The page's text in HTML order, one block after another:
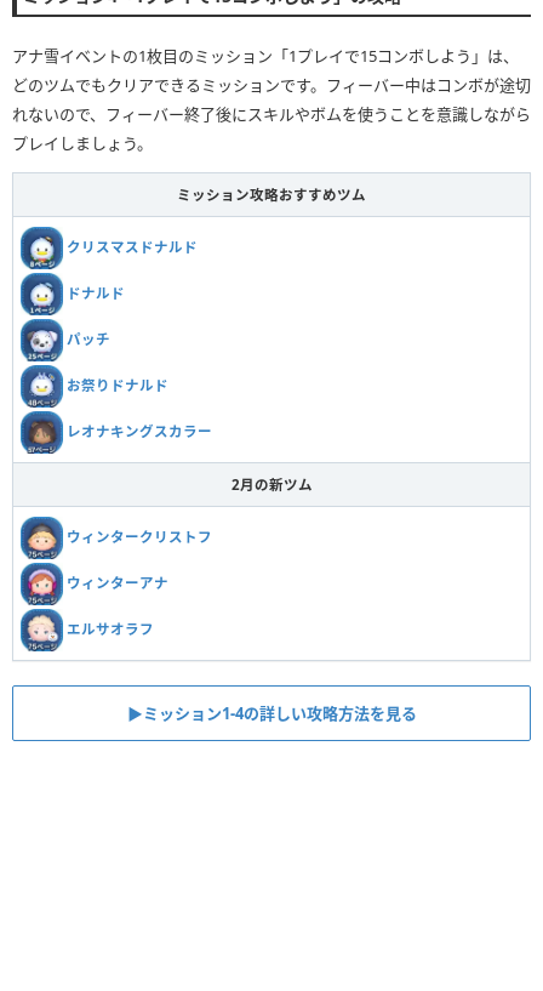
アナ雪イベントの1枚目のミッション「1プレイで15コンボしよう」は、
どのツムでもクリアできるミッションです。フィーバー中はコンボが途切
れないので、フィーバー終了後にスキルやボムを使うことを意識しながら
プレイしましょう。
ミッション攻略おすすめツム
クリスマスドナルド
ドナルド
パッチ
お祭りドナルド
レオナキングスカラー
2月の新ツム
ウィンタークリストフ
ウィンターアナ
エルサオラフ
▶︎ミッション1-4の詳しい攻略方法を見る